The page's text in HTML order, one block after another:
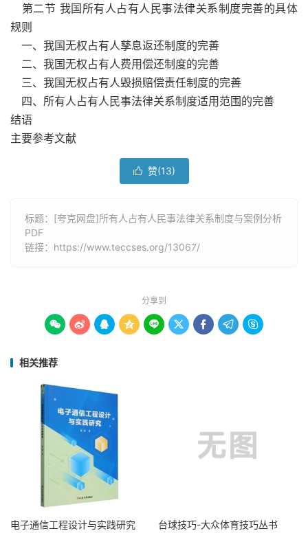
第二节 我国所有人占有人民事法律关系制度完善的具体
规则
一、我国无权占有人孳息返还制度的完善
二、我国无权占有人费用偿还制度的完善
三、我国无权占有人毁损赔偿责任制度的完善
四、所有人占有人民事法律关系制度适用范围的完善
结语
主要参考文献
 赞(13)
标题：[夸克网盘]所有人占有人民事法律关系制度与案例分析
PDF
链接： https://www.teccses.org/13067/
分享到
        
相关推荐
电子通信工程设计与实践研究 台球技巧-大众体育技巧丛书